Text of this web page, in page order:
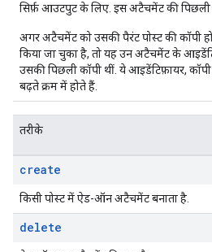
सिर्फ़ आउटपुट के लिए. इस अटैचमेंट की पिछली
अगर अटैचमेंट को उसकी पैरंट पोस्ट की कॉपी
किया जा चुका है, तो यह उन अटैचमेंट के
उसकी पिछली कॉपी थीं. ये आइडेंटिफ़ायर,
बढ़ते क्रम में होते हैं.
तरीके
create
किसी पोस्ट में ऐड-ऑन अटैचमेंट बनाता है.
delete